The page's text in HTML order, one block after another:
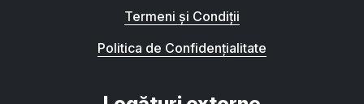
Termeni și Condiții
Politica de Confidențialitate